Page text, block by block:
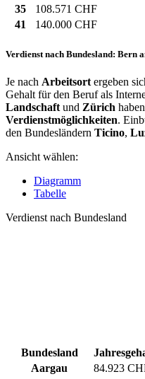
35
108.571 CHF
41
140.000 CHF
Verdienst nach Bundesland: Bern
Je nach Arbeitsort ergeben
Gehalt für den Beruf als
Landschaft und Zürich
Verdienstmöglichkeiten.
den Bundesländern Ticino,
Ansicht wählen:
Diagramm
Tabelle
Verdienst nach Bundesland
Bundesland
Aargau
84.923